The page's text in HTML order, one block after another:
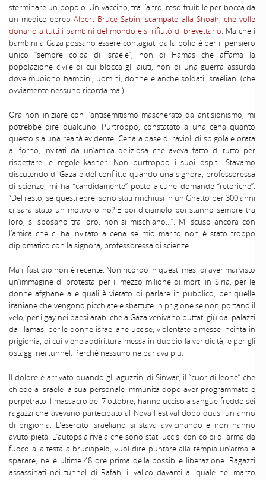
sterminare un popolo. Un vaccino, tra l’altro, reso fruibile per bocca da
un medico ebreo Albert Bruce Sabin, scampato alla Shoah, che volle
donarlo a tutti i bambini del mondo e si rifiutò di brevettarlo . Ma che i
bambini a Gaza possano essere contagiati dalla polio è per il pensiero
unico “sempre colpa di Israele”, non di Hamas che affama la
popolazione civile di cui blocca gli aiuti, non di una guerra assurda
dove muoiono bambini, uomini, donne e anche soldati israeliani (che
ovviamente nessuno ricorda mai).
Ora non iniziare con l’antisemitismo mascherato da antisionismo, mi
potrebbe dire qualcuno. Purtroppo, constatato a una cena quanto
questo sia una realtà evidente. Cena a base di ravioli di spigola e orata
al forno, invitati da un’amica deliziosa che aveva fatto di tutto per
rispettare le regole kasher. Non purtroppo i suoi ospiti. Stavamo
discutendo di Gaza e del conflitto quando una signora, professoressa
di scienze, mi ha “candidamente” posto alcune domande “retoriche”:
“Del resto, se questi ebrei sono stati rinchiusi in un Ghetto per 300 anni
ci sarà stato un motivo o no? E poi diciamolo poi stanno sempre tra
loro, si sposano tra loro, non si mischiano…”. Mi scuso ancora con
l’amica che ci ha invitato a cena se mio marito non è stato troppo
diplomatico con la signora, professoressa di scienze.
Ma il fastidio non è recente. Non ricordo in questi mesi di aver mai visto
un’immagine di protesta per il mezzo milione di morti in Siria, per le
donne afghane alle quali è vietato di parlare in pubblico, per quelle
iraniane che vengono picchiate e sbattute in prigione se non portano il
velo, per i gay nei paesi arabi che a Gaza venivano buttati giù dai palazzi
da Hamas, per le donne israeliane uccise, violentate e messe incinta in
prigionia, di cui viene addirittura messa in dubbio la veridicità, e per gli
ostaggi nei tunnel. Perché nessuno ne parlava più.
Il dolore è arrivato quando gli aguzzini di Sinwar, il “cuor di leone” che
chiede a Israele la sua personale immunità dopo aver programmato e
perpetrato il massacro del 7 ottobre, hanno ucciso a sangue freddo sei
ragazzi che avevano partecipato al Nova Festival dopo quasi un anno
di prigionia. L’esercito israeliano si stava avvicinando e non hanno
avuto pietà. L’autopsia rivela che sono stati uccisi con colpi di arma da
fuoco alla testa a bruciapelo, vuol dire puntare alla tempia un’arma e
sparare, nelle ultime 48 ore prima della possibile liberazione. Ragazzi
assassinati nei tunnel di Rafah, il valico davanti al quale nel marzo